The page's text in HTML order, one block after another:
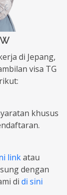
di Jepang,
visa TG
khusus
linkatau
dengan
di di sini